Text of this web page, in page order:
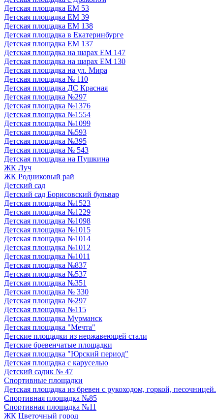
Детская площадка ЕМ 53
Детская площадка ЕМ 39
Детская площадка ЕМ 138
Детская площадка в Екатеринбурге
Детская площадка ЕМ 137
Детская площадка на шарах ЕМ 147
Детская площадка на шарах ЕМ 130
Детская площадка на ул. Мира
Детская площадка № 110
Детская площадка ДС Красная
Детская площадка №297
Детская площадка №1376
Детская площадка №1554
Детская площадка №1099
Детская площадка №593
Детская площадка №395
Детская площадка № 543
Детская площадка на Пушкина
ЖК Луч
ЖК Родниковый рай
Детский сад
Детский сад Борисовский бульвар
Детская площадка №1523
Детская площадка №1229
Детская площадка №1098
Детская площадка №1015
Детская площадка №1014
Детская площадка №1012
Детская площадка №1011
Детская площадка №837
Детская площадка №537
Детская площадка №351
Детская площадка № 330
Детская площадка №297
Детская площадка №115
Детская площадка Мурманск
Детская площадка "Мечта"
Детские площадки из нержавеющей стали
Детские бревенчатые площадки
Детская площадка "Юрский период"
Детская площадка с каруселью
Детский садик № 47
Спортивные площадки
Детская площадка из бревен с рукоходом, горкой, песочницей.
Спортивная площадка №85
Спортивная площадка №11
ЖК Цветочный город